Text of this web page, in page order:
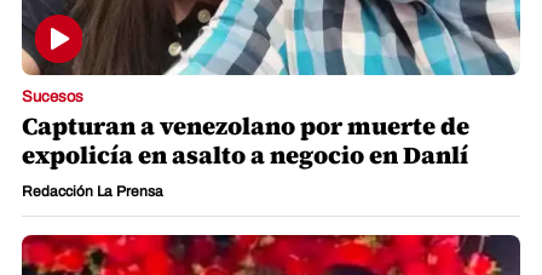
Sucesos
Capturan a venezolano por muerte de
expolicía en asalto a negocio en Danlí
Redacción La Prensa